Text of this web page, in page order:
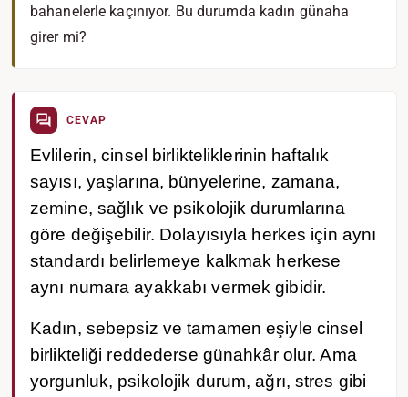
bahanelerle kaçınıyor. Bu durumda kadın günaha
girer mi?
CEVAP
Evlilerin, cinsel birlikteliklerinin haftalık
sayısı, yaşlarına, bünyelerine, zamana,
zemine, sağlık ve psikolojik durumlarına
göre değişebilir. Dolayısıyla herkes için aynı
standardı belirlemeye kalkmak herkese
aynı numara ayakkabı vermek gibidir.
Kadın, sebepsiz ve tamamen eşiyle cinsel
birlikteliği reddederse günahkâr olur. Ama
yorgunluk, psikolojik durum, ağrı, stres gibi